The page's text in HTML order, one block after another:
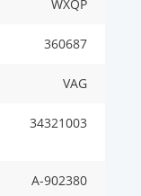
WXQP
360687
VAG
34321003
A-902380